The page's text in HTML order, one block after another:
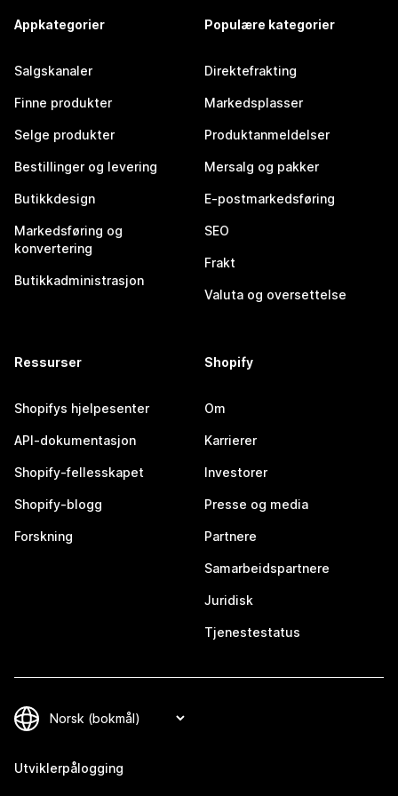
Appkategorier
Salgskanaler
Finne produkter
Selge produkter
Bestillinger og levering
Butikkdesign
Markedsføring og
konvertering
Butikkadministrasjon
Populære kategorier
Direktefrakting
Markedsplasser
Produktanmeldelser
Mersalg og pakker
E-postmarkedsføring
SEO
Frakt
Valuta og oversettelse
Ressurser
Shopifys hjelpesenter
API-dokumentasjon
Shopify-fellesskapet
Shopify-blogg
Forskning
Shopify
Om
Karrierer
Investorer
Presse og media
Partnere
Samarbeidspartnere
Juridisk
Tjenestestatus
Utviklerpålogging